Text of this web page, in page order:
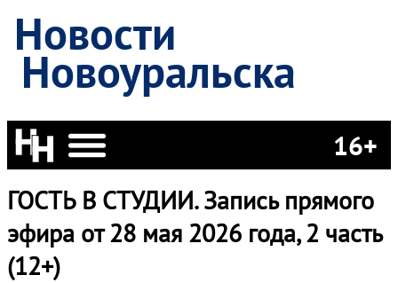
Новости
Новоуральска
16+
ГОСТЬ В СТУДИИ. Запись прямого
эфира от 28 мая 2026 года, 2 часть
(12+)